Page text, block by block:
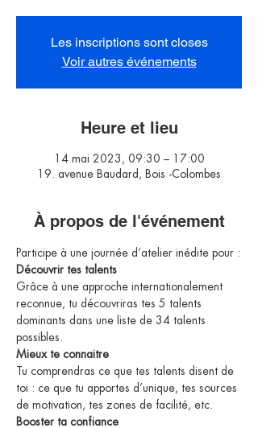
Les inscriptions sont closes
Voir autres événements
Heure et lieu
14 mai 2023, 09:30 – 17:00
19. avenue Baudard, Bois -Colombes
À propos de l'événement
Participe à une journée d’atelier inédite pour :
Découvrir tes talents
Grâce à une approche internationalement
reconnue, tu découvriras tes 5 talents
dominants dans une liste de 34 talents
possibles.
Mieux te connaitre
Tu comprendras ce que tes talents disent de
toi : ce que tu apportes d’unique, tes sources
de motivation, tes zones de facilité, etc.
Booster ta confiance